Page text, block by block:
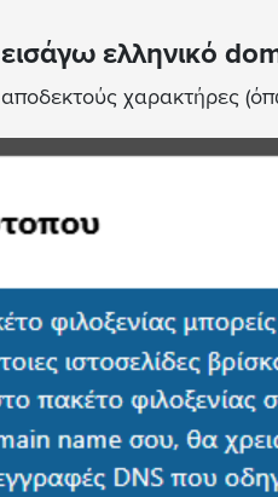
ελληνικό
χαρακτήρες